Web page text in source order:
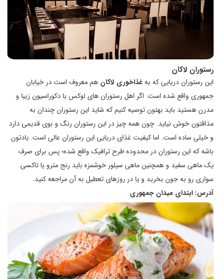
رستوران لاکان
این رستوران دریایی که بهغذاخوری لاکان هم معروف است در خیابان
جمهوری واقع شده است. اگر اهل رستوران های لوکس با دکوراسیون زیبا و
مدرن هستید باید بهتون توصیه کنیم که شاید این رستوران چندان به
مذاقتون خوش نیاید. چون همه چیز در این رستوران رنگ و بوی قدیمی دارد
و خیلی ساده است. اما کیفیت غذای دریایی این رستوران عالی است. یادتون
باشه که این رستوران در محدوده طرح ترافیک واقع شده؛ پس برای صرف
یک ماهی سفید و همچنین ماهی سیلور خوشمزه باید رنج مترو یا تاکسی
سواری رو به جون بخرید و یا در روزهای تعطیل به آن مراجعه کنید.
آدرس: ابتدای میدان جمهوری